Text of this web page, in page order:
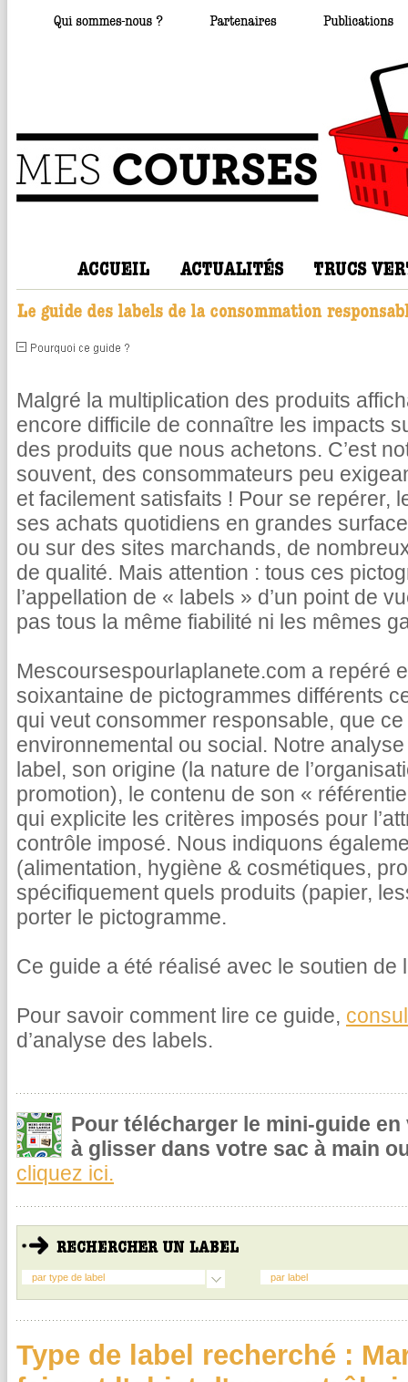
Malgré la multiplication des produits
encore difficile de connaître les impacts
des produits que nous achetons. C’est
souvent, des consommateurs peu
et facilement satisfaits ! Pour se repérer,
ses achats quotidiens en grandes
ou sur des sites marchands, de
de qualité. Mais attention : tous ces
l’appellation de « labels » d’un point de
pas tous la même fiabilité ni les mêmes
Mescoursespourlaplanete.com a repéré
soixantaine de pictogrammes différents
qui veut consommer responsable, que ce
environnemental ou social. Notre
label, son origine (la nature de
promotion), le contenu de son «
qui explicite les critères imposés pour
contrôle imposé. Nous indiquons
(alimentation, hygiène & cosmétiques,
spécifiquement quels produits (papier,
porter le pictogramme.
Ce guide a été réalisé avec le soutien de
Pour savoir comment lire ce guide,
d’analyse des labels.
Pour télécharger le mini-guide
à glisser dans votre sac à main
cliquez ici.
par type de label par label
Type de label recherché :